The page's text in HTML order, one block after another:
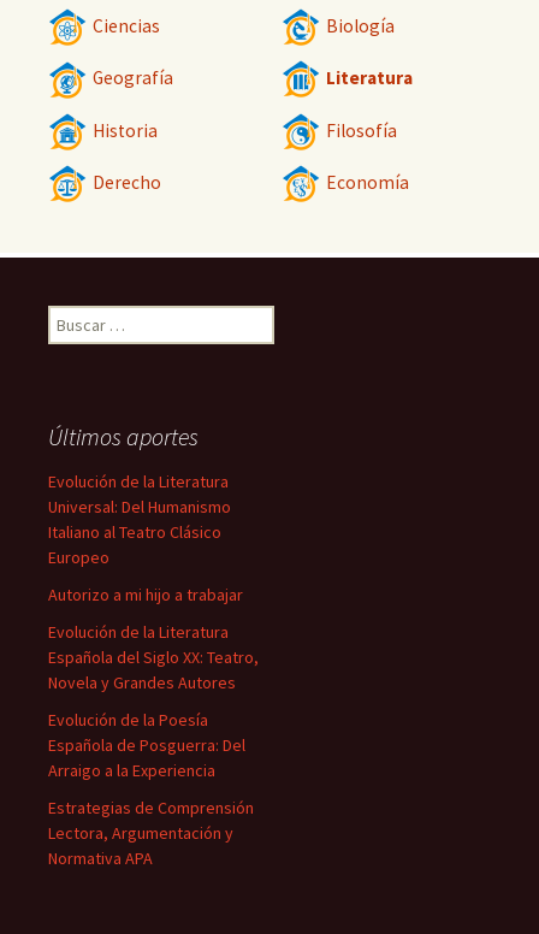
Ciencias Biología
Geografía Literatura
Historia Filosofía
Derecho Economía
Buscar:
Últimos aportes
Evolución de la Literatura
Universal: Del Humanismo
Italiano al Teatro Clásico
Europeo
Autorizo a mi hijo a trabajar
Evolución de la Literatura
Española del Siglo XX: Teatro,
Novela y Grandes Autores
Evolución de la Poesía
Española de Posguerra: Del
Arraigo a la Experiencia
Estrategias de Comprensión
Lectora, Argumentación y
Normativa APA